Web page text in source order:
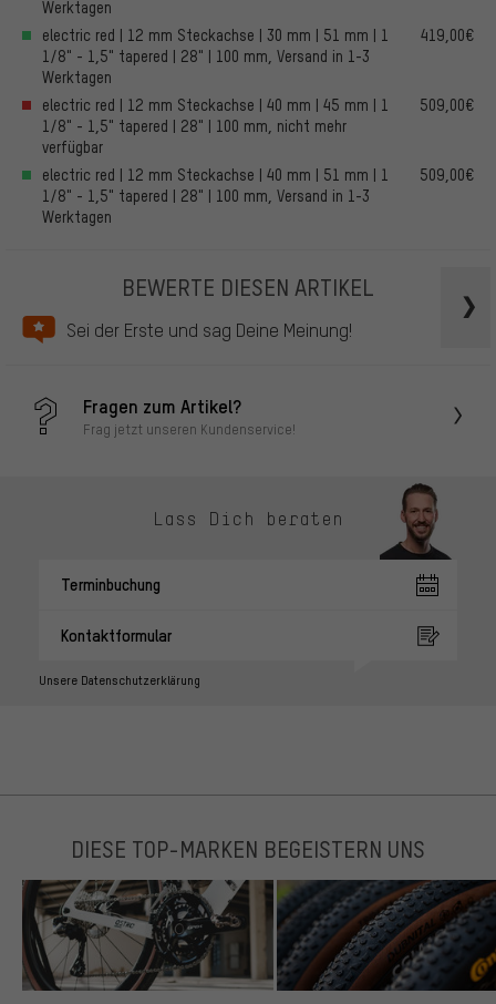
Werktagen
electric red | 12 mm Steckachse | 30 mm | 51 mm | 1
1/8" - 1,5" tapered | 28" | 100 mm, Versand in 1-3
Werktagen
419,00€
electric red | 12 mm Steckachse | 40 mm | 45 mm | 1
1/8" - 1,5" tapered | 28" | 100 mm, nicht mehr
verfügbar
509,00€
electric red | 12 mm Steckachse | 40 mm | 51 mm | 1
1/8" - 1,5" tapered | 28" | 100 mm, Versand in 1-3
Werktagen
509,00€
BEWERTE DIESEN ARTIKEL
Sei der Erste und sag Deine Meinung!
Fragen zum Artikel?
Frag jetzt unseren Kundenservice!
Lass Dich beraten
Terminbuchung
Kontaktformular
Unsere Datenschutzerklärung
DIESE TOP-MARKEN BEGEISTERN UNS